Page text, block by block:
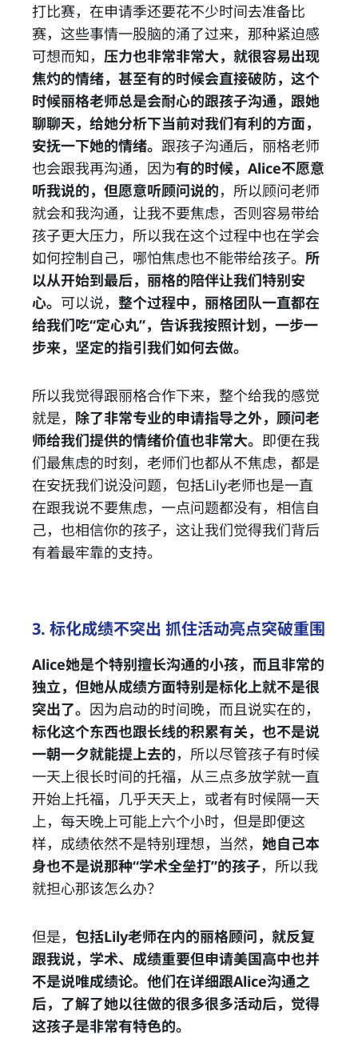
打比赛，在申请季还要花不少时间去准备比
赛，这些事情一股脑的涌了过来，那种紧迫感
可想而知， 压力也非常非常大，就很容易出现
焦灼的情绪，甚至有的时候会直接破防，这个
时候丽格老师总是会耐心的跟孩子沟通，跟她
聊聊天，给她分析下当前对我们有利的方面，
安抚一下她的情绪。 跟孩子沟通后，丽格老师
也会跟我再沟通，因为有的时候，Alice不愿意
听我说的，但愿意听顾问说的，所以顾问老师
就会和我沟通，让我不要焦虑，否则容易带给
孩子更大压力，所以我在这个过程中也在学会
如何控制自己，哪怕焦虑也不能带给孩子。 所
以从开始到最后，丽格的陪伴让我们特别安
心。 可以说， 整个过程中，丽格团队一直都在
给我们吃“定心丸”，告诉我按照计划，一步一
步来，坚定的指引我们如何去做。
所以我觉得跟丽格合作下来，整个给我的感觉
就是， 除了非常专业的申请指导之外，顾问老
师给我们提供的情绪价值也非常大。 即便在我
们最焦虑的时刻，老师们也都从不焦虑，都是
在安抚我们说没问题，包括Lily老师也是一直
在跟我说不要焦虑，一点问题都没有，相信自
己，也相信你的孩子，这让我们觉得我们背后
有着最牢靠的支持。
3. 标化成绩不突出 抓住活动亮点突破重围
Alice她是个特别擅长沟通的小孩，而且非常的
独立，但她从成绩方面特别是标化上就不是很
突出了。 因为启动的时间晚，而且说实在的，
标化这个东西也跟长线的积累有关，也不是说
一朝一夕就能提上去的，所以尽管孩子有时候
一天上很长时间的托福，从三点多放学就一直
开始上托福，几乎天天上，或者有时候隔一天
上，每天晚上可能上六个小时，但是即便这
样，成绩依然不是特别理想，当然， 她自己本
身也不是说那种“学术全垒打”的孩子，所以我
就担心那该怎么办？
但是， 包括Lily老师在内的丽格顾问，就反复
跟我说，学术、成绩重要但申请美国高中也并
不是说唯成绩论。他们在详细跟Alice沟通之
后，了解了她以往做的很多很多活动后，觉得
这孩子是非常有特色的。